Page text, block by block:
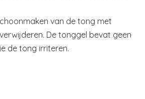
van de tong met
De tonggel bevat geen
de tong irriteren.